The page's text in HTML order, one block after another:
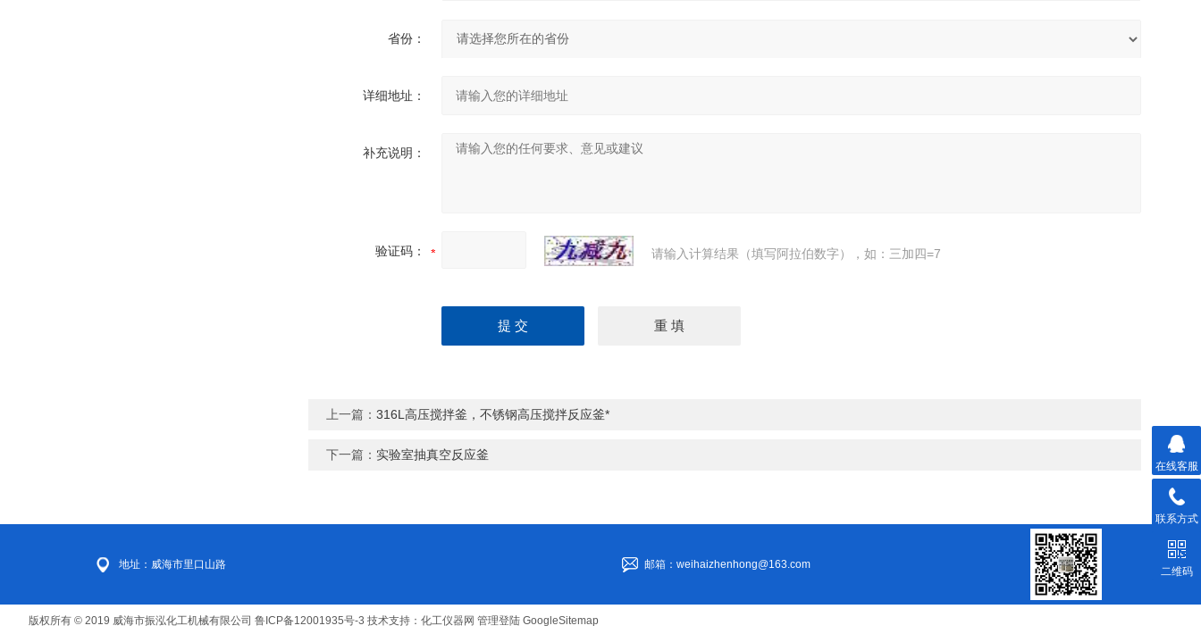
省份：
详细地址：
补充说明：
验证码： 请输入计算结果（填写阿拉伯数字），如：三加四=7
上一篇：316L高压搅拌釜，不锈钢高压搅拌反应釜*
下一篇： 实验室抽真空反应釜
地址：威海市里口山路 邮箱：weihaizhenhong@163.com
版权所有 © 2019 威海市振泓化工机械有限公司 鲁ICP备12001935号-3 技术支持： 化工仪器网 管理登陆 GoogleSitemap
在线客服
联系方式
二维码